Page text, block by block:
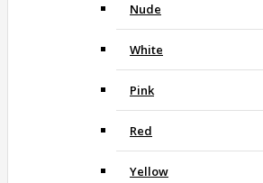
Nude
White
Pink
Red
Yellow